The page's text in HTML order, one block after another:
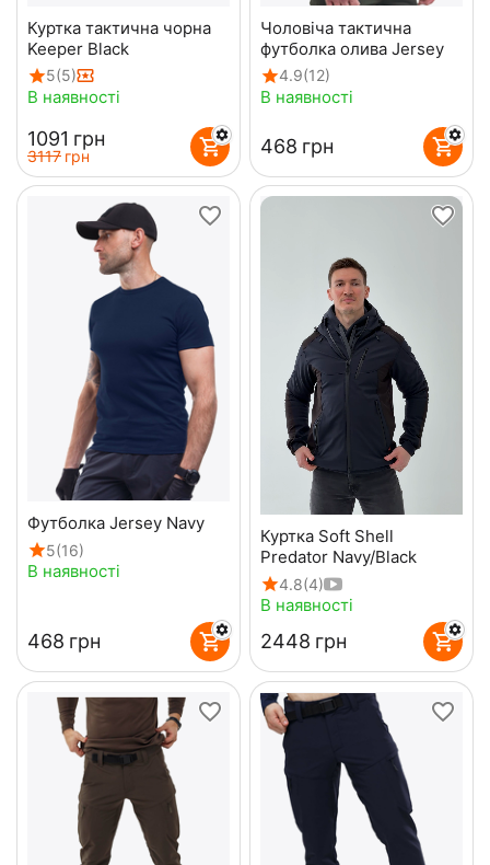
Куртка тактична чорна
Keeper Black
5(5)
В наявності
‍1091‍ грн
‍3117‍ грн
Чоловіча тактична
футболка олива Jersey
4.9(12)
В наявності
‍468‍ грн
Футболка Jersey Navy
5(16)
В наявності
‍468‍ грн
Куртка Soft Shell
Predator Navy/Black
4.8(4)
В наявності
‍2448‍ грн